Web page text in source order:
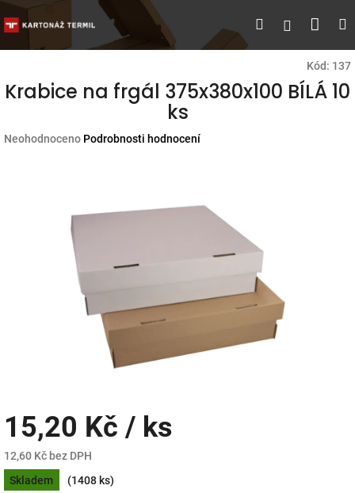
na
HledatPřihlášení
Kód: 137
Krabice na frgál 375x380x100 BÍLÁ 10
ks
Průměrné
Neohodnoceno Podrobnosti hodnocení
15,20 Kč / ks
12,60 Kč bez DPH
Měrná
cena:
Skladem (1408 ks)